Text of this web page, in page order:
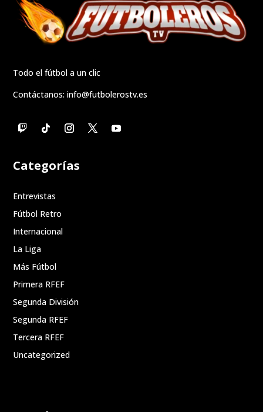
Todo el fútbol a un clic
Contáctanos:info@futbolerostv.es
Categorías
Entrevistas
Fútbol Retro
Internacional
La Liga
Más Fútbol
Primera RFEF
Segunda División
Segunda RFEF
Tercera RFEF
Uncategorized